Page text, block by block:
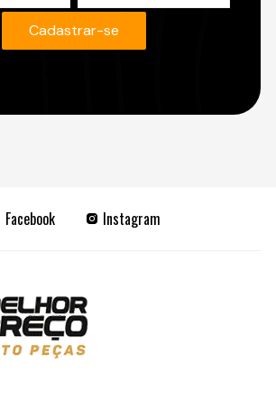
Facebook Instagram